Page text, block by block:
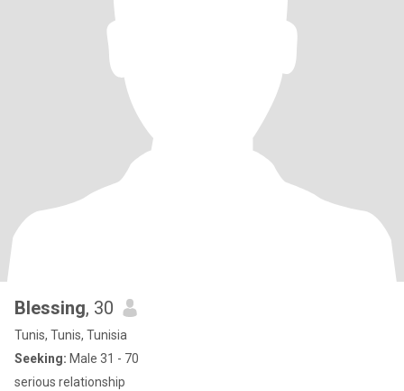
Blessing, 30
Tunis, Tunis, Tunisia
Seeking: Male 31 - 70
serious relationship